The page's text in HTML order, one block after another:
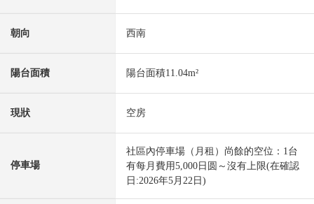
朝向 西南
陽台面積 陽台面積11.04m²
現狀 空房
停車場
社區內停車場（月租）尚餘的空位：1台
有每月費用5,000日圆～沒有上限(在確認
日:2026年5月22日)